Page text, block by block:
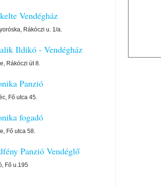
Vendégház
Rákóczi u. 1/a.
Ildikó - Vendégház
Rákóczi út 8.
Panzió
Fő utca 45.
fogadó
Fő utca 58.
Panzió Vendéglő
Fő u.195